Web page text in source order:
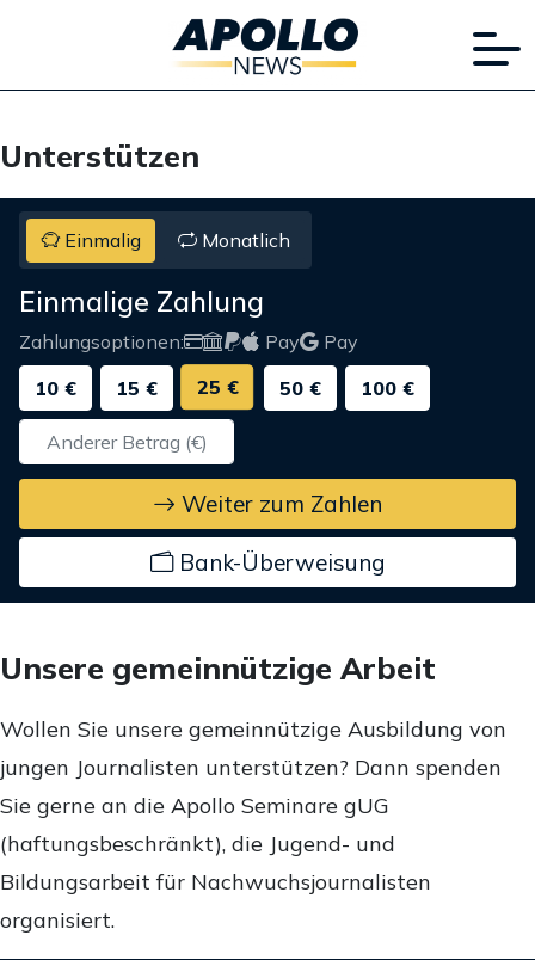
Unterstützen
Einmalig Monatlich
Einmalige Zahlung
Zahlungsoptionen: Pay
Pay
10 €
15 € 25 € 50 € 100 €
Weiter zum Zahlen
Bank-Überweisung
Unsere gemeinnützige Arbeit
Wollen Sie unsere gemeinnützige Ausbildung von
jungen Journalisten unterstützen? Dann spenden
Sie gerne an die Apollo Seminare gUG
(haftungsbeschränkt), die Jugend- und
Bildungsarbeit für Nachwuchsjournalisten
organisiert.